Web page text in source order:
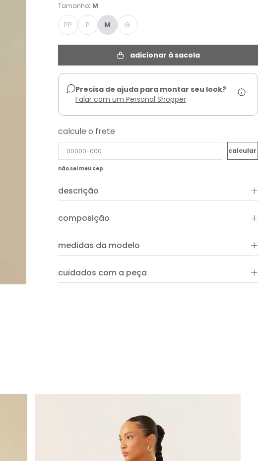
Tamanho: M
PP P M G
adicionar à sacola
Precisa de ajuda para montar seu look?
Falar com um Personal Shopper
calcule o frete
não sei meu cep
descrição +
composição +
medidas da modelo +
cuidados com a peça +